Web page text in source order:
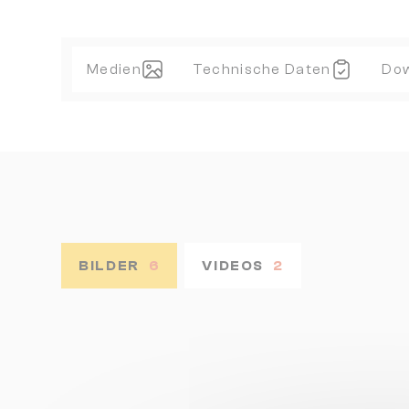
Medien Technische Daten
BILDER 6 VIDEOS 2